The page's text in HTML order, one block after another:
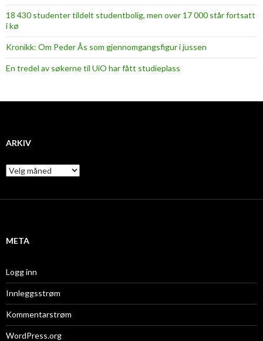
18 430 studenter tildelt studentbolig, men over 17 000 står fortsatt
i kø
Kronikk: Om Peder Ås som gjennomgangsfigur i jussen
En tredel av søkerne til UiO har fått studieplass
ARKIV
A
r
i
META
Logg inn
Innleggsstrøm
Kommentarstrøm
WordPress.org